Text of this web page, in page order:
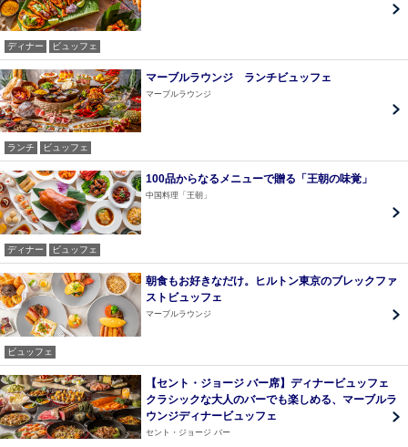
ディナー ビュッフェ
マーブルラウンジ ランチビュッフェ
マーブルラウンジ
ランチ ビュッフェ
100品からなるメニューで贈る「王朝の味覚」
中国料理「王朝」
ディナー ビュッフェ
朝食もお好きなだけ。ヒルトン東京のブレックファ
ストビュッフェ
マーブルラウンジ
ビュッフェ
【セント・ジョージ バー席】ディナービュッフェ
クラシックな大人のバーでも楽しめる、マーブルラ
ウンジディナービュッフェ
セント・ジョージ バー